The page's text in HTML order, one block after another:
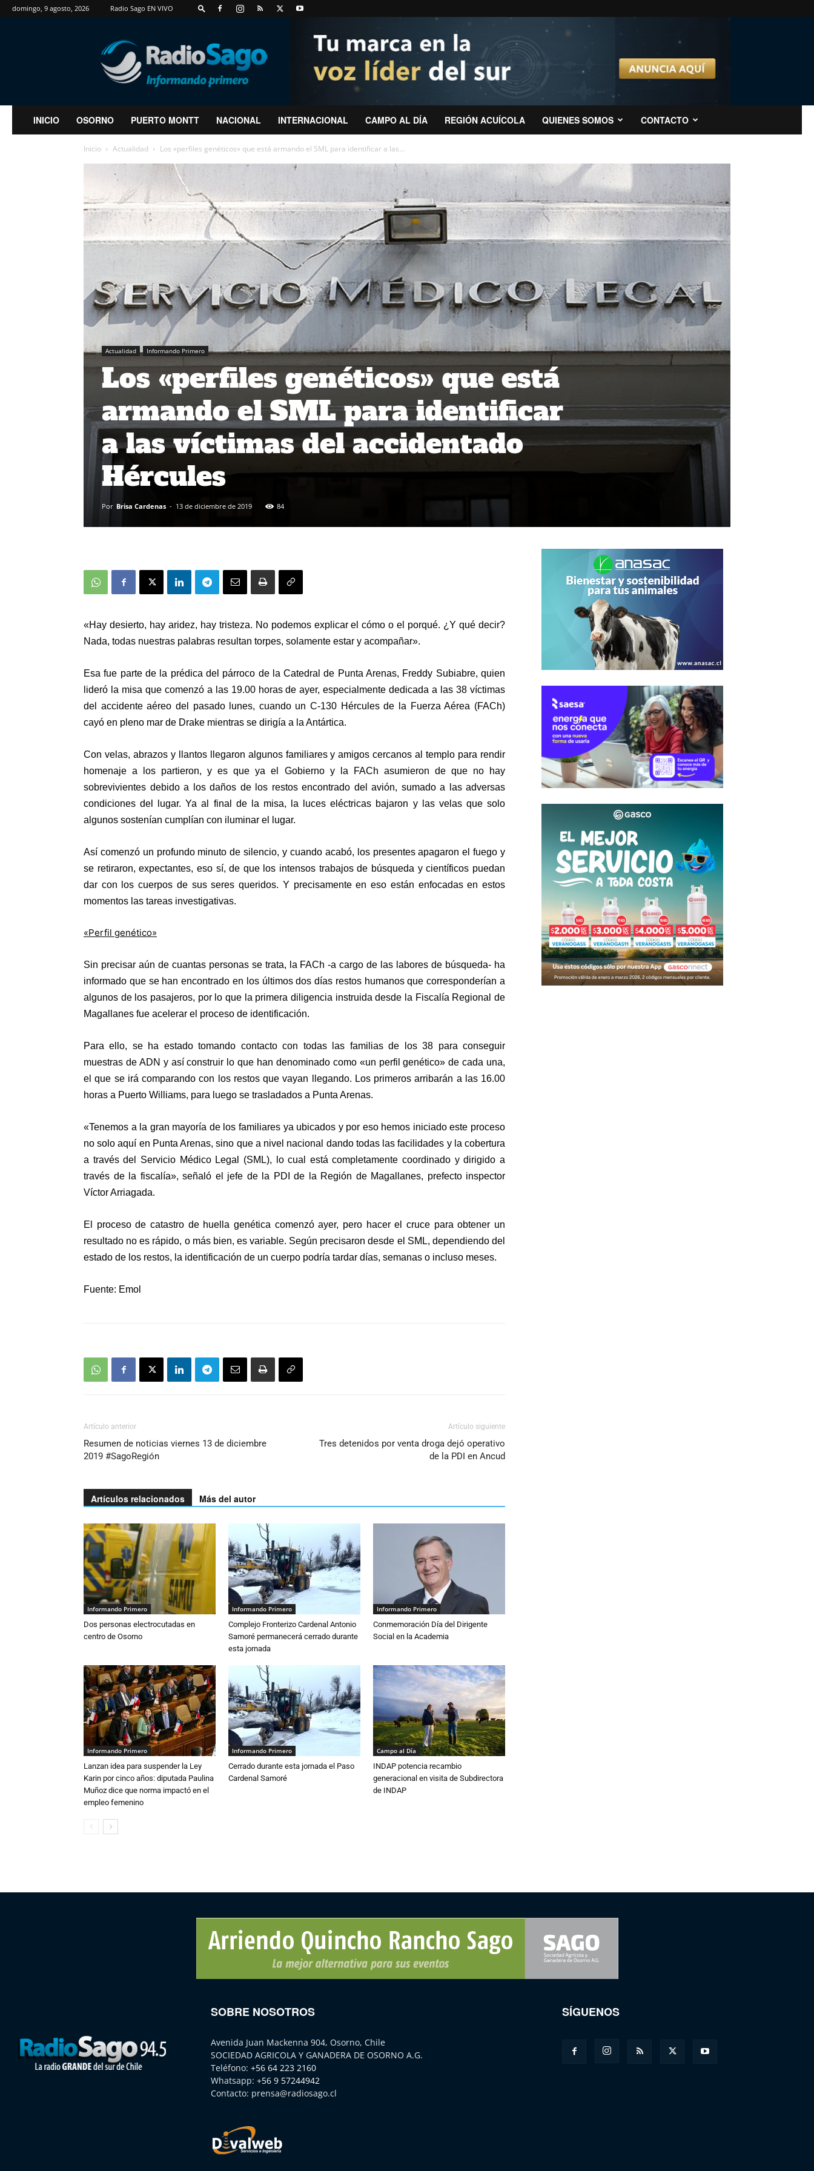
domingo, 9 agosto, 2026 Radio Sago EN VIVO
RadioSago
INICIO OSORNO PUERTO MONTT NACIONAL INTERNACIONAL CAMPO AL DÍA REGIÓN ACUÍCOLA QUIENES SOMOS CONTACTO
Inicio Actualidad Los «perfiles genéticos» que está armando el SML para identificar a las...
Actualidad Informando Primero
Los «perfiles genéticos» que está
armando el SML para identificar
a las víctimas del accidentado
Hércules
Por Brisa Cardenas - 13 de diciembre de 2019 84
«Hay desierto, hay aridez, hay tristeza. No podemos explicar el cómo o el porqué. ¿Y qué decir?
Nada, todas nuestras palabras resultan torpes, solamente estar y acompañar».
Esa fue parte de la prédica del párroco de la Catedral de Punta Arenas, Freddy Subiabre, quien
lideró la misa que comenzó a las 19.00 horas de ayer, especialmente dedicada a las 38 víctimas
del accidente aéreo del pasado lunes, cuando un C-130 Hércules de la Fuerza Aérea (FACh)
cayó en pleno mar de Drake mientras se dirigía a la Antártica.
Con velas, abrazos y llantos llegaron algunos familiares y amigos cercanos al templo para rendir
homenaje a los partieron, y es que ya el Gobierno y la FACh asumieron de que no hay
sobrevivientes debido a los daños de los restos encontrado del avión, sumado a las adversas
condiciones del lugar. Ya al final de la misa, la luces eléctricas bajaron y las velas que solo
algunos sostenían cumplían con iluminar el lugar.
Así comenzó un profundo minuto de silencio, y cuando acabó, los presentes apagaron el fuego y
se retiraron, expectantes, eso sí, de que los intensos trabajos de búsqueda y científicos puedan
dar con los cuerpos de sus seres queridos. Y precisamente en eso están enfocadas en estos
momentos las tareas investigativas.
«Perfil genético»
Sin precisar aún de cuantas personas se trata, la FACh -a cargo de las labores de búsqueda- ha
informado que se han encontrado en los últimos dos días restos humanos que corresponderían a
algunos de los pasajeros, por lo que la primera diligencia instruida desde la Fiscalía Regional de
Magallanes fue acelerar el proceso de identificación.
Para ello, se ha estado tomando contacto con todas las familias de los 38 para conseguir
muestras de ADN y así construir lo que han denominado como «un perfil genético» de cada una,
el que se irá comparando con los restos que vayan llegando. Los primeros arribarán a las 16.00
horas a Puerto Williams, para luego se trasladados a Punta Arenas.
«Tenemos a la gran mayoría de los familiares ya ubicados y por eso hemos iniciado este proceso
no solo aquí en Punta Arenas, sino que a nivel nacional dando todas las facilidades y la cobertura
a través del Servicio Médico Legal (SML), lo cual está completamente coordinado y dirigido a
través de la fiscalía», señaló el jefe de la PDI de la Región de Magallanes, prefecto inspector
Víctor Arriagada.
El proceso de catastro de huella genética comenzó ayer, pero hacer el cruce para obtener un
resultado no es rápido, o más bien, es variable. Según precisaron desde el SML, dependiendo del
estado de los restos, la identificación de un cuerpo podría tardar días, semanas o incluso meses.
Fuente: Emol
Artículo anterior
Resumen de noticias viernes 13 de diciembre
2019 #SagoRegión
Artículo siguiente
Tres detenidos por venta droga dejó operativo
de la PDI en Ancud
Artículos relacionados Más del autor
Informando Primero
Dos personas electrocutadas en
centro de Osorno
Informando Primero
Complejo Fronterizo Cardenal Antonio
Samoré permanecerá cerrado durante
esta jornada
Informando Primero
Conmemoración Día del Dirigente
Social en la Academia
Informando Primero
Lanzan idea para suspender la Ley
Karin por cinco años: diputada Paulina
Muñoz dice que norma impactó en el
empleo femenino
Informando Primero
Cerrado durante esta jornada el Paso
Cardenal Samoré
Campo al Día
INDAP potencia recambio
generacional en visita de Subdirectora
de INDAP
SOBRE NOSOTROS
Avenida Juan Mackenna 904, Osorno, Chile
SOCIEDAD AGRICOLA Y GANADERA DE OSORNO A.G.
Teléfono: +56 64 223 2160
Whatsapp: +56 9 57244942
Contacto: prensa@radiosago.cl
SÍGUENOS